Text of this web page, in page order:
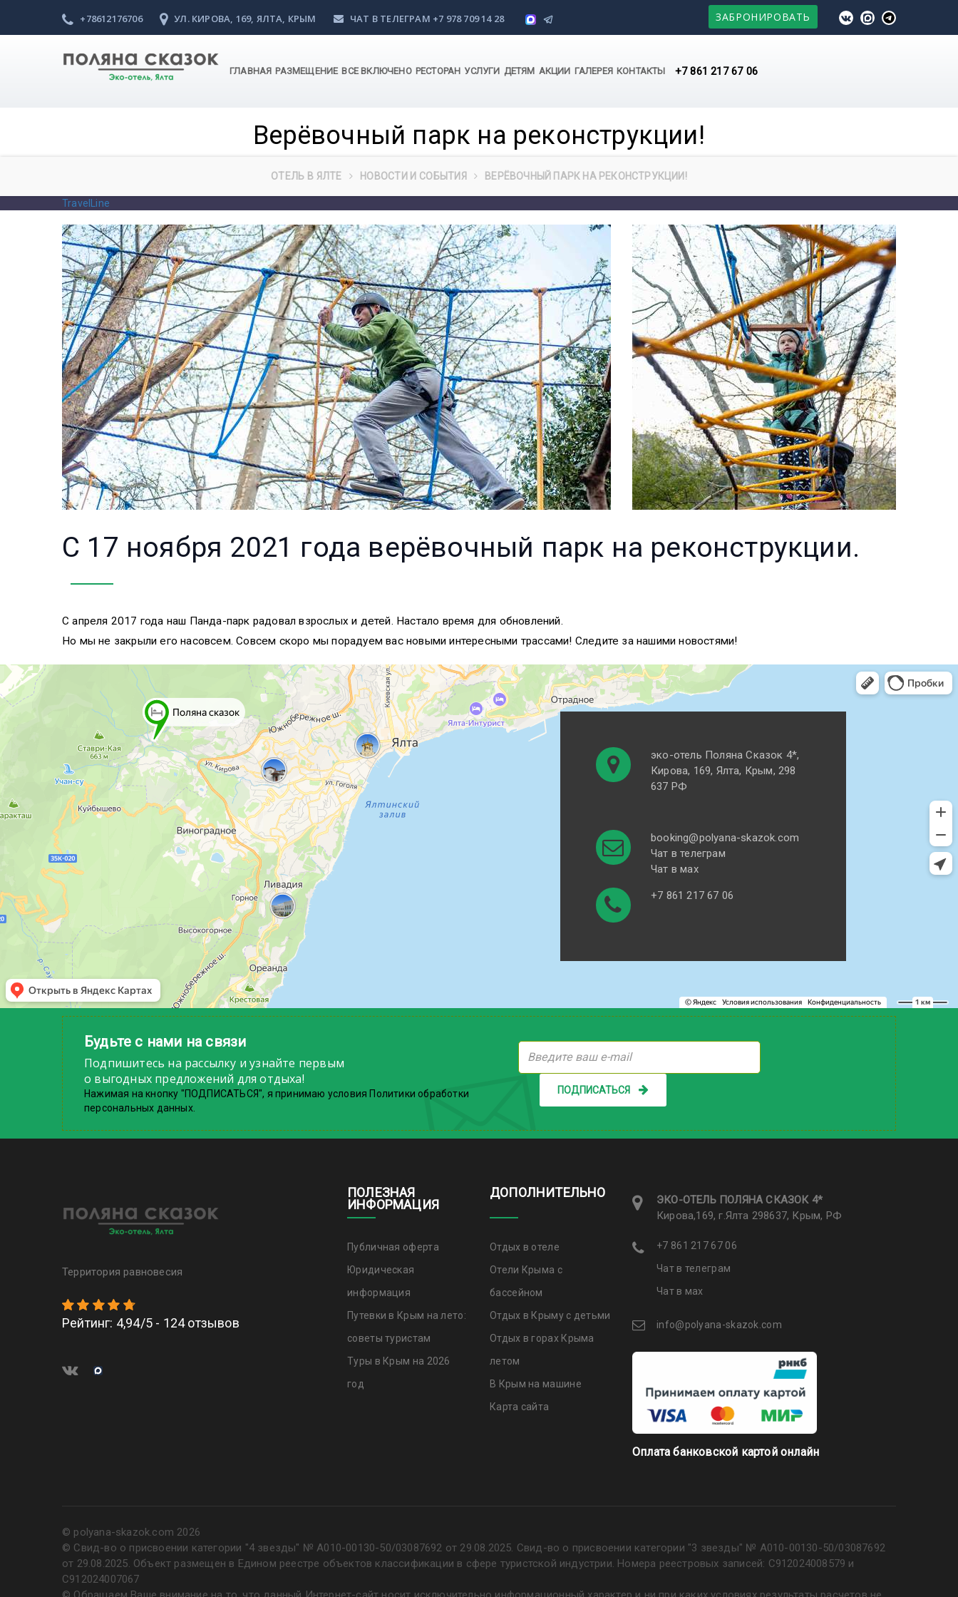
+78612176706 УЛ. КИРОВА, 169, ЯЛТА, КРЫМ ЧАТ В ТЕЛЕГРАМ +7 978 709 14 28 ЗАБРОНИРОВАТЬ
ГЛАВНАЯ РАЗМЕЩЕНИЕ ВСЕ ВКЛЮЧЕНО РЕСТОРАН УСЛУГИ ДЕТЯМ АКЦИИ ГАЛЕРЕЯ КОНТАКТЫ +7 861 217 67 06
Верёвочный парк на реконструкции!
ОТЕЛЬ В ЯЛТЕ НОВОСТИ И СОБЫТИЯ ВЕРЁВОЧНЫЙ ПАРК НА РЕКОНСТРУКЦИИ!
TravelLine
С 17 ноября 2021 года верёвочный парк на реконструкции.
С апреля 2017 года наш Панда-парк радовал взрослых и детей. Настало время для обновлений.
Но мы не закрыли его насовсем. Совсем скоро мы порадуем вас новыми интересными трассами! Следите за нашими новостями!
эко-отель Поляна Cказок 4*,
Кирова, 169, Ялта, Крым, 298
637 РФ
booking@polyana-skazok.com
Чат в телеграм
Чат в мах
+7 861 217 67 06
Будьте с нами на связи
Подпишитесь на рассылку и узнайте первым
о выгодных предложений для отдыха!
Нажимая на кнопку "ПОДПИСАТЬСЯ", я принимаю условия Политики обработки
персональных данных.
ПОДПИСАТЬСЯ
Территория равновесия
Рейтинг: 4,94/5 - 124отзывов
ПОЛЕЗНАЯ
ИНФОРМАЦИЯ
Публичная оферта
Юридическая
информация
Путевки в Крым на лето:
советы туристам
Туры в Крым на 2026
год
ДОПОЛНИТЕЛЬНО
Отдых в отеле
Отели Крыма с
бассейном
Отдых в Крыму с детьми
Отдых в горах Крыма
летом
В Крым на машине
Карта сайта
ЭКО-ОТЕЛЬ ПОЛЯНА CКАЗОК 4*
Кирова,169, г.Ялта 298637, Крым, РФ
+7 861 217 67 06
Чат в телеграм
Чат в мах
info@polyana-skazok.com
Оплата банковской картой онлайн
© polyana-skazok.com 2026
© Свид-во о присвоении категории "4 звезды" № А010-00130-50/03087692 от 29.08.2025. Свид-во о присвоении категории "3 звезды" № А010-00130-50/03087692
от 29.08.2025. Объект размещен в Едином реестре объектов классификации в сфере туристской индустрии. Номера реестровых записей: С912024008579 и
С912024007067